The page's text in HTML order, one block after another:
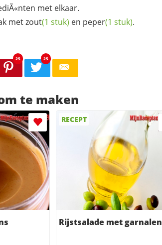
met elkaar.
metzout(1 stuk) en peper(1 stuk).
25 25
te maken
RECEPT
Rijstsalade met garnalen